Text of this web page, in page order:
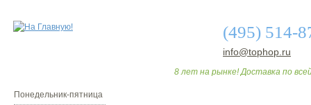
(495) 514-
info@tophop.ru
8 лет на рынке! Доставка по
Понедельник-пятница